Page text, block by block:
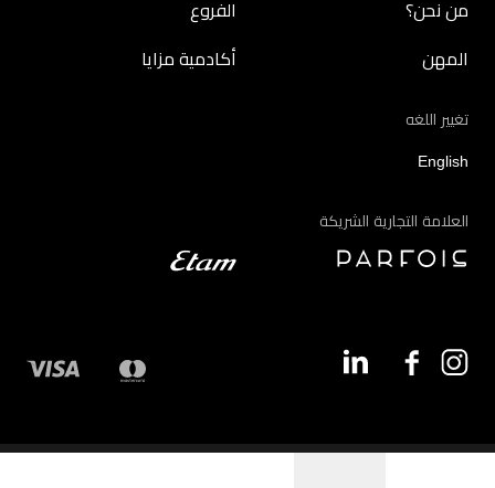
من نحن؟ الفروع
المهن أكادمية مزايا
تغيير اللغه
English
العلامة التجارية الشريكة